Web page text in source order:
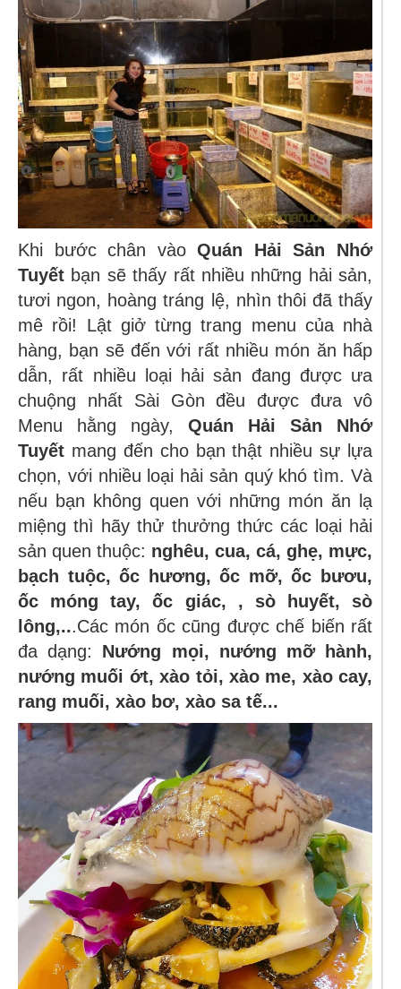
Khi bước chân vàoQuán Hải Sản Nhớ
Tuyết bạn sẽ thấy rất nhiều những hải sản,
tươi ngon, hoàng tráng lệ, nhìn thôi đã thấy
mê rồi! Lật giở từng trang menu của nhà
hàng, bạn sẽ đến với rất nhiều món ăn hấp
dẫn, rất nhiều loại hải sản đang được ưa
chuộng nhất Sài Gòn đều được đưa vô
Menu hằng ngày, Quán Hải Sản Nhớ
Tuyết mang đến cho bạn thật nhiều sự lựa
chọn, với nhiều loại hải sản quý khó tìm. Và
nếu bạn không quen với những món ăn lạ
miệng thì hãy thử thưởng thức các loại hải
sản quen thuộc: nghêu, cua, cá, ghẹ, mực,
bạch tuộc, ốc hương, ốc mỡ, ốc bươu,
ốc móng tay, ốc giác, , sò huyết, sò
lông,...Các món ốc cũng được chế biến rất
đa dạng: Nướng mọi, nướng mỡ hành,
nướng muối ớt, xào tỏi, xào me, xào cay,
rang muối, xào bơ, xào sa tế...